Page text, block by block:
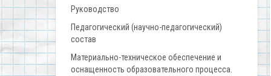
Руководство
Педагогический (научно-педагогический)
состав
Материально-техническое обеспечение и
оснащенность образовательного процесса.